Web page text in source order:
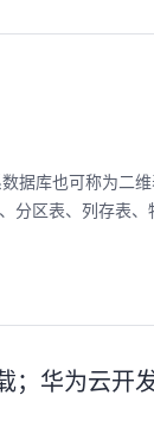
据库也可称为二
分区表、列存表
；华为云